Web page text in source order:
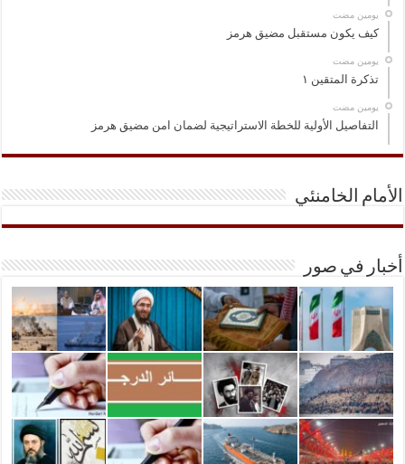
‏يومين مضت
كيف يكون مستقبل مضيق هرمز
‏يومين مضت
تذكرة المتقين ١
‏يومين مضت
التفاصيل الأولية للخطة الاستراتيجية لضمان امن مضيق هرمز
الأمام الخامنئي
أخبار في صور